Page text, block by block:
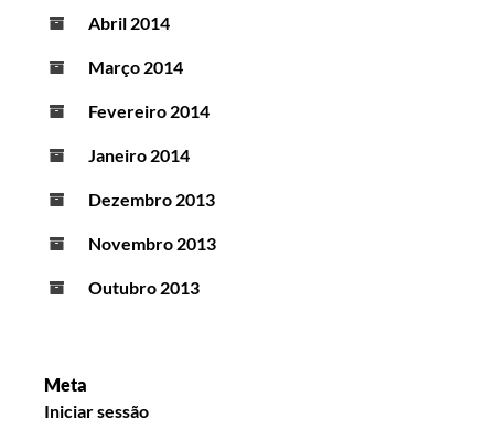
Abril 2014
Março 2014
Fevereiro 2014
Janeiro 2014
Dezembro 2013
Novembro 2013
Outubro 2013
Meta
Iniciar sessão